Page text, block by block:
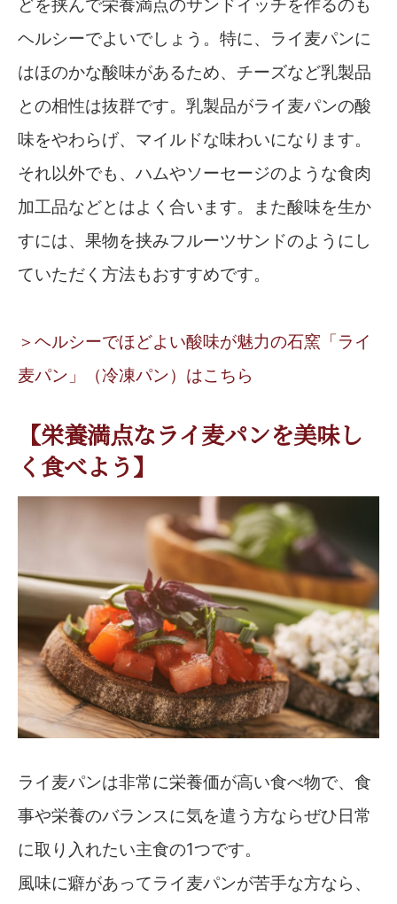
ヘルシーでよいでしょう。特に、ライ麦パンに
はほのかな酸味があるため、チーズなど乳製品
との相性は抜群です。乳製品がライ麦パンの酸
味をやわらげ、マイルドな味わいになります。
それ以外でも、ハムやソーセージのような食肉
加工品などとはよく合います。また酸味を生か
すには、果物を挟みフルーツサンドのようにし
ていただく方法もおすすめです。
＞ヘルシーでほどよい酸味が魅力の石窯「ライ
麦パン」（冷凍パン）はこちら
【栄養満点なライ麦パンを美味し
く食べよう】
ライ麦パンは非常に栄養価が高い食べ物で、食
事や栄養のバランスに気を遣う方ならぜひ日常
に取り入れたい主食の1つです。
風味に癖があってライ麦パンが苦手な方なら、